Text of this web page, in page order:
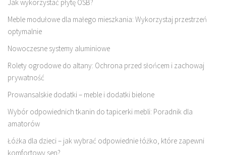
Jak wykorzystać płytę OSB?
Meble modułowe dla małego mieszkania: Wykorzystaj przestrzeń
optymalnie
Nowoczesne systemy aluminiowe
Rolety ogrodowe do altany: Ochrona przed słońcem i zachowaj
prywatność
Prowansalskie dodatki – meble i dodatki bielone
Wybór odpowiednich tkanin do tapicerki mebli: Poradnik dla
amatorów
Łóżka dla dzieci – jak wybrać odpowiednie łóżko, które zapewni
komfortowy sen?